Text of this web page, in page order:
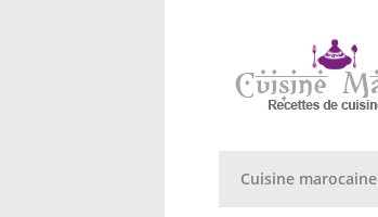
Cuisine marocaine